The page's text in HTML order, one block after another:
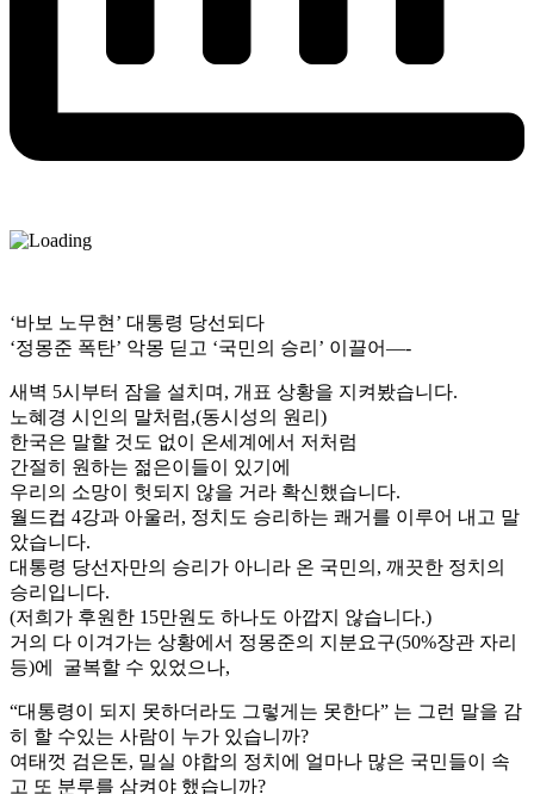
‘바보 노무현’ 대통령 당선되다
‘정몽준 폭탄’ 악몽 딛고 ‘국민의 승리’ 이끌어—-
새벽 5시부터 잠을 설치며, 개표 상황을 지켜봤습니다.
노혜경 시인의 말처럼,(동시성의 원리)
한국은 말할 것도 없이 온세계에서 저처럼
간절히 원하는 젊은이들이 있기에
우리의 소망이 헛되지 않을 거라 확신했습니다.
월드컵 4강과 아울러, 정치도 승리하는 쾌거를 이루어 내고 말
았습니다.
대통령 당선자만의 승리가 아니라 온 국민의, 깨끗한 정치의
승리입니다.
(저희가 후원한 15만원도 하나도 아깝지 않습니다.)
거의 다 이겨가는 상황에서 정몽준의 지분요구(50%장관 자리
등)에 굴복할 수 있었으나,
“대통령이 되지 못하더라도 그렇게는 못한다” 는 그런 말을 감
히 할 수있는 사람이 누가 있습니까?
여태껏 검은돈, 밀실 야합의 정치에 얼마나 많은 국민들이 속
고 또 분루를 삼켜야 했습니까?